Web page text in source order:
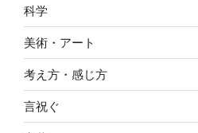
科学
美術・アート
考え方・感じ方
言祝ぐ